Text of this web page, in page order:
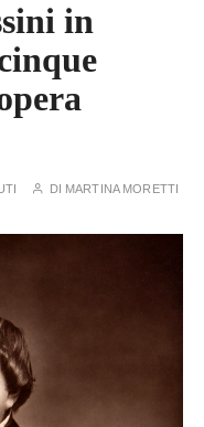
in
DI MARTINA MORETTI